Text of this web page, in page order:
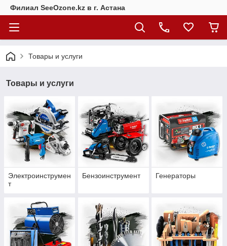
Филиал SeeOzone.kz в г. Астана
Товары и услуги
Товары и услуги
Электроинструмен
т
Бензоинструмент Генераторы